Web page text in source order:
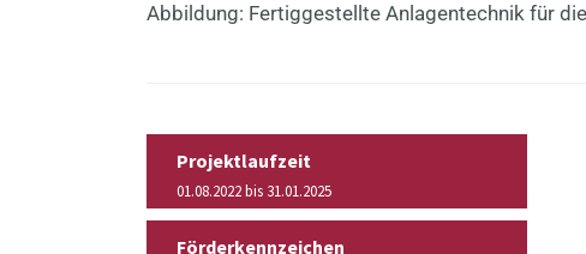
Abbildung: Fertiggestellte Anlagentechnik für
Projektlaufzeit
01.08.2022 bis 31.01.2025
Förderkennzeichen